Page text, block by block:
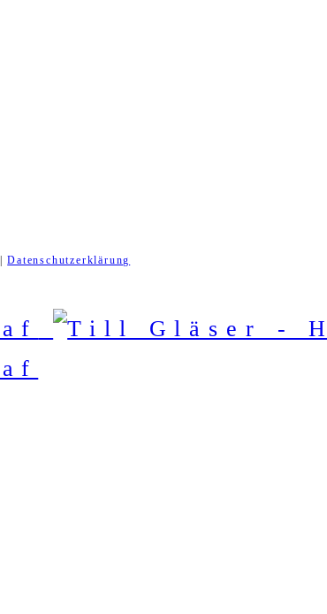
|Datenschutzerklärung